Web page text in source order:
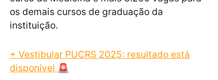
os demais cursos de graduação da
instituição.
+ Vestibular PUCRS 2025: resultado está
disponível 🚨